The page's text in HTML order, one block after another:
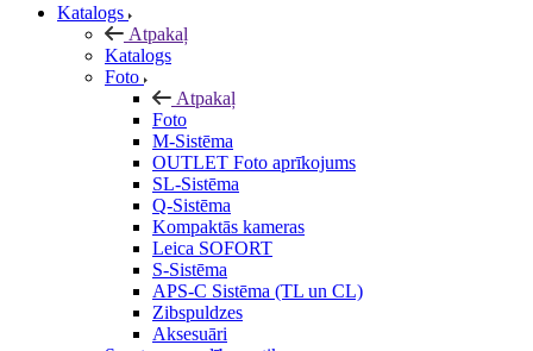
Katalogs
Atpakaļ
Katalogs
Foto
Atpakaļ
Foto
M-Sistēma
OUTLET Foto aprīkojums
SL-Sistēma
Q-Sistēma
Kompaktās kameras
Leica SOFORT
S-Sistēma
APS-C Sistēma (TL un CL)
Zibspuldzes
Aksesuāri